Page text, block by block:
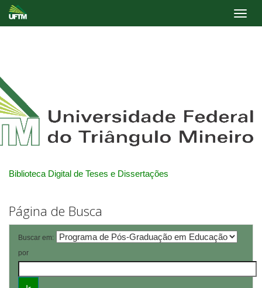
Biblioteca Digital de Teses e Dissertações
Página de Busca
Buscar em:
por